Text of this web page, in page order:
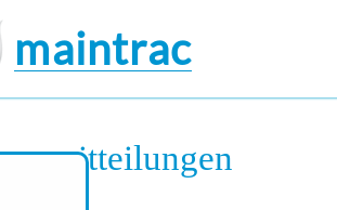
maintrac
mitteilungen